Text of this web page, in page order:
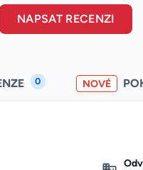
NAPSAT RECENZI
0 NOVÉ